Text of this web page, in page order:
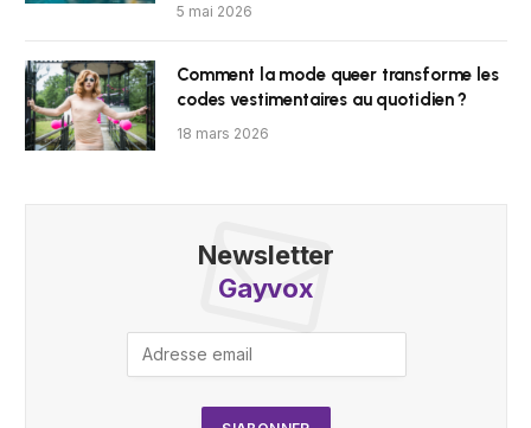
5 mai 2026
Comment la mode queer transforme les
codes vestimentaires au quotidien ?
18 mars 2026
Newsletter
Gayvox